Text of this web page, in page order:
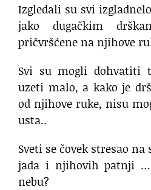
Izgledali su svi
jako dugačkim
pričvršćene na njihove
Svi su mogli
uzeti malo, a kako je
od njihove ruke, nisu
usta..
Sveti se čovek stresao
jada i njihovih patnji
nebu?